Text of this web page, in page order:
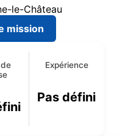
le-Château
mission
Expérience
Pas défini